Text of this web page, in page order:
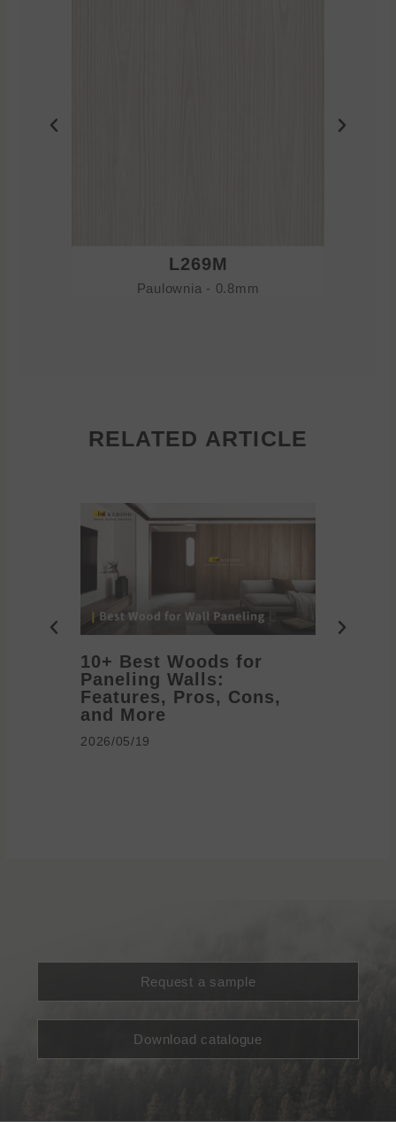
L269M
Paulownia - 0.8mm
RELATED ARTICLE
10+ Best Woods for
Paneling Walls:
Features, Pros, Cons,
and More
2026/05/19
Request a sample
Download catalogue